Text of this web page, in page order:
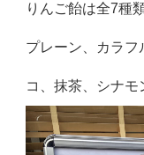
りんご飴は全7種類
プレーン、カラフ
コ、抹茶、シナモ